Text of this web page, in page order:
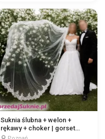
Suknia ślubna + welon +
rękawy + choker | gorset
wiązany | tren podpinany